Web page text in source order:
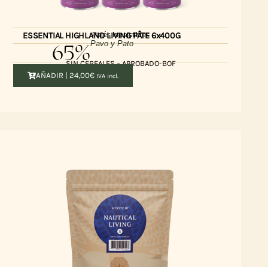
Patés Irresistibles
ESSENTIAL HIGHLAND LIVING PÂTE 6x400G
65%Pavo y Pato
SIN CEREALES – APROBADO-BOF
AÑADIR | 24,00€ IVA incl.